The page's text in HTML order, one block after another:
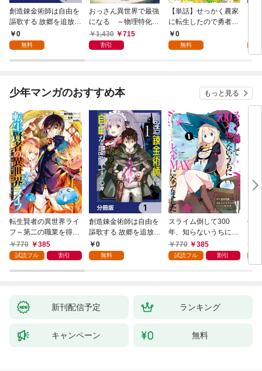
創造錬金術師は自由を
謳歌する 故郷を追放さ
れたら、魔王のお膝元
で超絶効果のマジック
りました【分冊版】
0
無料
おっさん異世界で最強
になる ～物理特化の
覚醒者～
1,430 715
割引
【単話】せっかく農家
に転生したので勇者は
目指しません【第1
話】
0
無料
少年マンガのおすすめ本 もっと見る
転生賢者の異世界ライ
フ～第二の職業を得
て、世界最強になりま
した～ 1巻
770 385
試読フル 割引
創造錬金術師は自由を
謳歌する 故郷を追放さ
れたら、魔王のお膝元
で超絶効果のマジック
0
無料
スライム倒して300
年、知らないうちにレ
ベルMAXになってまし
た 1巻
770 385
試読フル 割引
信
新刊配信予定 ランキング
キャンペーン 無料